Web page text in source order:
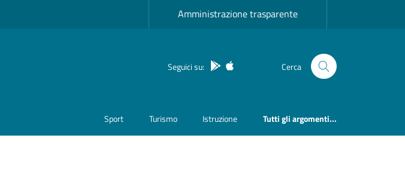
Amministrazione trasparente
Seguici su: App Android
App IOS Cerca
Sport Turismo Istruzione Tutti gli argomenti...